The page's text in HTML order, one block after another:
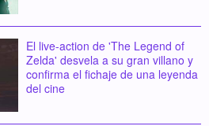
El live-action de 'The Legend of
Zelda' desvela a su gran villano y
confirma el fichaje de una leyenda
del cine